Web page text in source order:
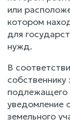
или
котором
для
нужд.
В
подлежащего
уведомление
земельного